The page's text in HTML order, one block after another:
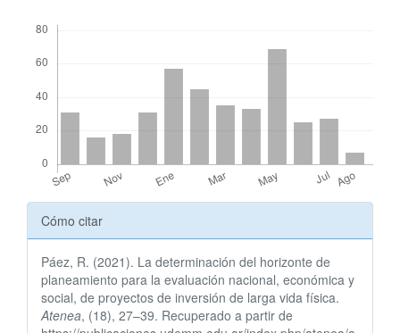
Detalles
del
artículo
Cómo citar
Páez, R. (2021). La determinación del horizonte de
planeamiento para la evaluación nacional, económica y
social, de proyectos de inversión de larga vida física.
Atenea, (18), 27–39. Recuperado a partir de